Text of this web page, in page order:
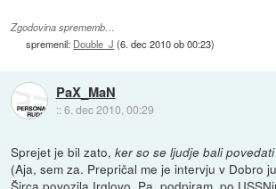
Zgodovina sprememb…
spremenil: Double_J (6. dec 2010 ob 00:23)
PaX_MaN
::6. dec 2010, 00:29
Sprejet je bil zato,ker so se ljudje bali
(Aja, sem za. Prepričal me je intervju v Dobro
Širca povozila Irglovo. Pa, podpiram, po